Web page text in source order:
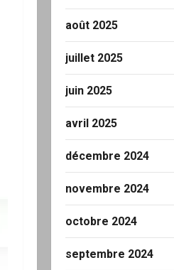
août 2025
juillet 2025
juin 2025
avril 2025
décembre 2024
novembre 2024
octobre 2024
septembre 2024